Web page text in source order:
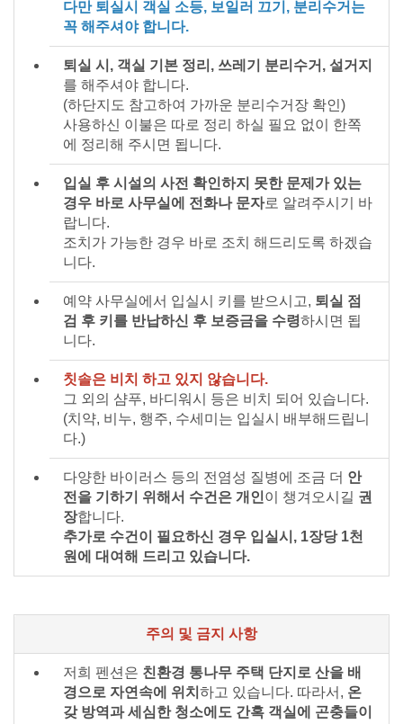
다만 퇴실시 객실 소등, 보일러 끄기, 분리수거는
꼭 해주셔야 합니다.
퇴실 시, 객실 기본 정리, 쓰레기 분리수거, 설거지
를 해주셔야 합니다.
(하단지도 참고하여 가까운 분리수거장 확인)
사용하신 이불은 따로 정리 하실 필요 없이 한쪽
에 정리해 주시면 됩니다.
입실 후 시설의 사전 확인하지 못한 문제가 있는
경우 바로 사무실에 전화나 문자로 알려주시기 바
랍니다.
조치가 가능한 경우 바로 조치 해드리도록 하겠습
니다.
예약 사무실에서 입실시 키를 받으시고, 퇴실 점
검 후 키를 반납하신 후 보증금을 수령하시면 됩
니다.
칫솔은 비치 하고 있지 않습니다.
그 외의 샴푸, 바디워시 등은 비치 되어 있습니다.
(치약, 비누, 행주, 수세미는 입실시 배부해드립니
다.)
다양한 바이러스 등의 전염성 질병에 조금 더 안
전을 기하기 위해서 수건은 개인이 챙겨오시길 권
장합니다.
추가로 수건이 필요하신 경우 입실시, 1장당 1천
원에 대여해 드리고 있습니다.
주의 및 금지 사항
저희 펜션은 친환경 통나무 주택 단지로 산을 배
경으로 자연속에 위치 하고 있습니다. 따라서, 온
갖 방역과 세심한 청소에도 간혹 객실에 곤충들이